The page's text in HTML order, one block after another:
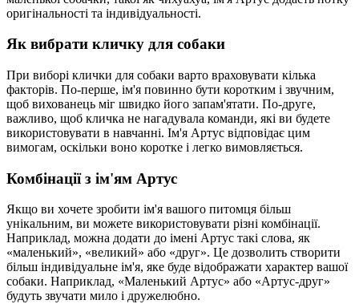
оригінальності та індивідуальності.
Як вибрати кличку для собаки
При виборі клички для собаки варто враховувати кілька
факторів. По-перше, ім'я повинно бути коротким і звучним,
щоб вихованець міг швидко його запам'ятати. По-друге,
важливо, щоб кличка не нагадувала команди, які ви будете
використовувати в навчанні. Ім'я Артус відповідає цим
вимогам, оскільки воно коротке і легко вимовляється.
Комбінації з ім'ям Артус
Якщо ви хочете зробити ім'я вашого питомця більш
унікальним, ви можете використовувати різні комбінації.
Наприклад, можна додати до імені Артус такі слова, як
«маленький», «великий» або «друг». Це дозволить створити
більш індивідуальне ім'я, яке буде відображати характер вашої
собаки. Наприклад, «Маленький Артус» або «Артус-друг»
будуть звучати мило і дружелюбно.